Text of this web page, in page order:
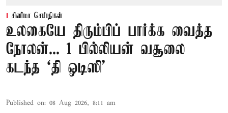
சினிமா செய்திகள்
உலகையே திரும்பிப் பார்க்க வைத்த
நோலன்... 1 பில்லியன் வசூலை
கடந்த ‘தி ஒடிஸி’
Published on: 08 Aug 2026, 8:11 am